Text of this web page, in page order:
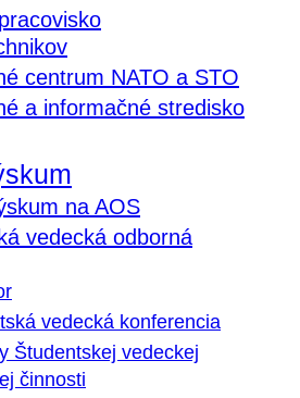
centrum NATO a STO
a informačné stredisko
na AOS
vedecká odborná
vedecká konferencia
Študentskej vedeckej
činnosti